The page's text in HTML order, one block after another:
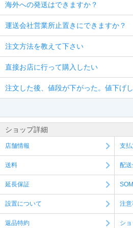
海外への発送はできますか？
運送会社営業所止置きにできますか？
注文方法を教えて下さい
直接お店に行って購入したい
注文した後、値段が下がった。値下げ
ショップ詳細
店舗情報 支
送料 配
延長保証
設置について 注
返品特約 シ